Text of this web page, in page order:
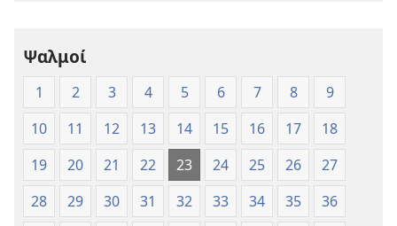
(Έκδοση 1997)
(Έκδοση
Ψαλμοί
1 2 3 4 5 6 7 8
9
10
11 12 13 14 15 16 17
18
19
20 21 22 23 24 25 26
27
28
29 30 31 32 33 34 35
36